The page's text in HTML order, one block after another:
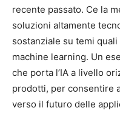
recente passato. Ce la
soluzioni altamente
sostanziale su temi
machine learning. Un
che porta l’IA a livello
prodotti, per consentire
verso il futuro delle